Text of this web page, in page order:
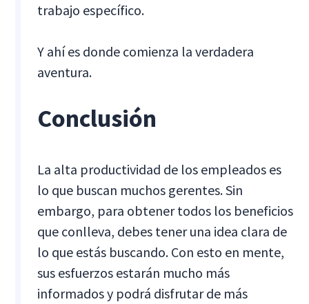
trabajo específico.
Y ahí es donde comienza la verdadera
aventura.
Conclusión
La alta productividad de los empleados es
lo que buscan muchos gerentes. Sin
embargo, para obtener todos los beneficios
que conlleva, debes tener una idea clara de
lo que estás buscando. Con esto en mente,
sus esfuerzos estarán mucho más
informados y podrá disfrutar de más